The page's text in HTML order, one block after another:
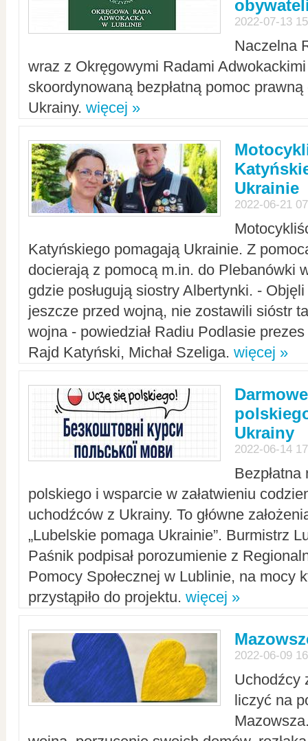
2022-07-13
Naczelna
wraz z Okręgowymi Radami Adwokackimi
skoordynowaną bezpłatną pomoc
Ukrainy. więcej »
Ukrainie
2022-06-21
Katyńskiego pomagają Ukrainie. Z
docierają z pomocą m.in. do Plebanówki
gdzie posługują siostry Albertynki. -
jeszcze przed wojną, nie zostawili sióstr
wojna - powiedział Radiu Podlasie
Rajd Katyński, Michał Szeliga. więcej »
Ukrainy
2022-06-14
polskiego i wsparcie w załatwieniu
uchodźców z Ukrainy. To główne
„Lubelskie pomaga Ukrainie”. Burmistrz
Paśnik podpisał porozumienie z
Pomocy Społecznej w Lublinie, na mocy
przystąpiło do projektu. więcej »
2022-06-09
Uchodźcy
liczyć na